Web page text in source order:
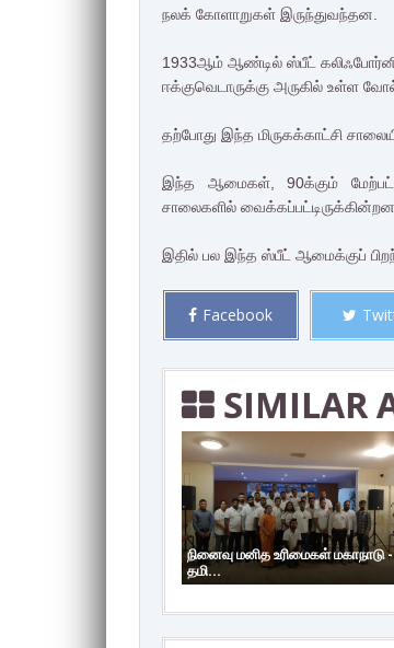
நலக் கோளாறுகள் இருந்துவந்தன.
1933ஆம் ஆண்டில் ஸ்பீட்
ஈக்குவெடாருக்கு அருகில் உள்ள
தற்போது இந்த மிருகக்காட்சி
இந்த ஆமைகள், 90க்கும்
சாலைகளில் வைக்கப்பட்டிருக்கின்றன.
இதில் பல இந்த ஸ்பீட் ஆமைக்குப்
Facebook
SIMILAR
நினைவு மனித உரிமைகள் மகாநாடு -
தமி...